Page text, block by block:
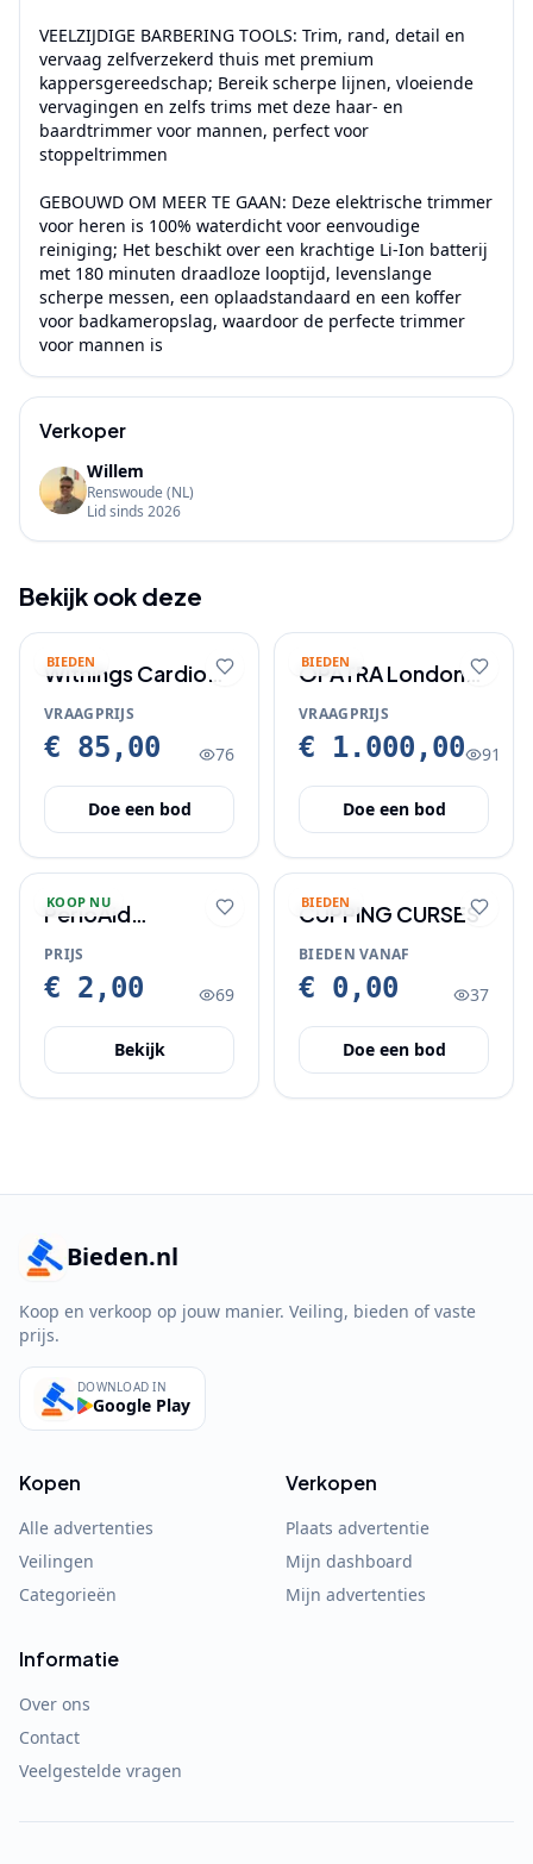
VEELZIJDIGE BARBERING TOOLS: Trim, rand, detail en
vervaag zelfverzekerd thuis met premium
kappersgereedschap; Bereik scherpe lijnen, vloeiende
vervagingen en zelfs trims met deze haar- en
baardtrimmer voor mannen, perfect voor
stoppeltrimmen
GEBOUWD OM MEER TE GAAN: Deze elektrische trimmer
voor heren is 100% waterdicht voor eenvoudige
reiniging; Het beschikt over een krachtige Li-Ion batterij
met 180 minuten draadloze looptijd, levenslange
scherpe messen, een oplaadstandaard en een koffer
voor badkameropslag, waardoor de perfecte trimmer
voor mannen is
Verkoper
Willem
Renswoude (NL)
Lid sinds 2026
Bekijk ook deze
BIEDEN
Withings Cardio
weegschaal
VRAAGPRIJS
€ 85,00 76
Doe een bod
BIEDEN
OPATRA London
Synergy box, voor
een jonge huid.
VRAAGPRIJS
€ 1.000,00 91
Doe een bod
KOOP NU
PerioAid
mondspoeling
PRIJS
€ 2,00 69
Bekijk
BIEDEN
CUPPING CURSES
BIEDEN VANAF
€ 0,00 37
Doe een bod
Bieden.nl
Koop en verkoop op jouw manier. Veiling, bieden of vaste
prijs.
DOWNLOAD IN
Google Play
Kopen
Alle advertenties
Veilingen
Categorieën
Verkopen
Plaats advertentie
Mijn dashboard
Mijn advertenties
Informatie
Over ons
Contact
Veelgestelde vragen